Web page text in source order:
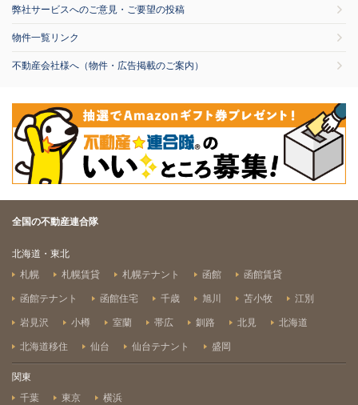
弊社サービスへのご意見・ご要望の投稿
物件一覧リンク
不動産会社様へ（物件・広告掲載のご案内）
全国の不動産連合隊
北海道・東北
札幌
札幌賃貸 札幌テナント 函館 函館賃貸
函館テナント 函館住宅 千歳 旭川 苫小牧 江別
岩見沢 小樽 室蘭 帯広 釧路 北見 北海道
北海道移住 仙台 仙台テナント 盛岡
関東
千葉
東京 横浜